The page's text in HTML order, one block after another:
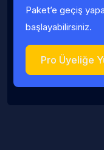
Paket’e geçiş
başlayabilirsiniz.
Pro Üyeliğe